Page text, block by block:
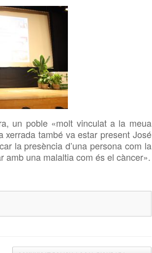
un poble «molt vinculat a la meua
xerrada també va estar present José
la presència d’una persona com la
amb una malaltia com és el càncer».